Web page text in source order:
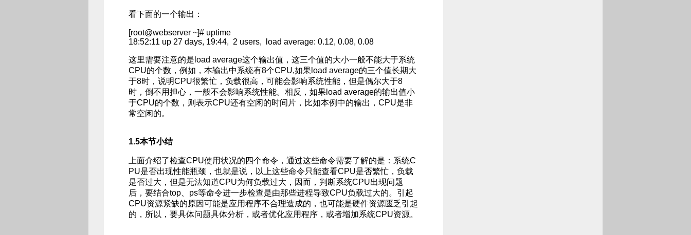
看下面的一个输出：
[root@webserver ~]# uptime
18:52:11 up 27 days, 19:44, 2 users, load average: 0.12, 0.08, 0.08
这里需要注意的是load average这个输出值，这三个值的大小一般不能大于系统
CPU的个数，例如，本输出中系统有8个CPU,如果load average的三个值长期大
于8时，说明CPU很繁忙，负载很高，可能会影响系统性能，但是偶尔大于8
时，倒不用担心，一般不会影响系统性能。相反，如果load average的输出值小
于CPU的个数，则表示CPU还有空闲的时间片，比如本例中的输出，CPU是非
常空闲的。
1.5本节小结
上面介绍了检查CPU使用状况的四个命令，通过这些命令需要了解的是：系统C
PU是否出现性能瓶颈，也就是说，以上这些命令只能查看CPU是否繁忙，负载
是否过大，但是无法知道CPU为何负载过大，因而，判断系统CPU出现问题
后，要结合top、ps等命令进一步检查是由那些进程导致CPU负载过大的。引起
CPU资源紧缺的原因可能是应用程序不合理造成的，也可能是硬件资源匮乏引起
的，所以，要具体问题具体分析，或者优化应用程序，或者增加系统CPU资源。